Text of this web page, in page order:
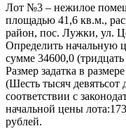
Лот №3 – нежилое
площадью 41,6 кв.м.,
район, пос. Лужки, ул.
Определить начальную
сумме 34600,0
Размер задатка в
(Шесть тысяч девятьсот
соответствии с
начальной цены
рублей.